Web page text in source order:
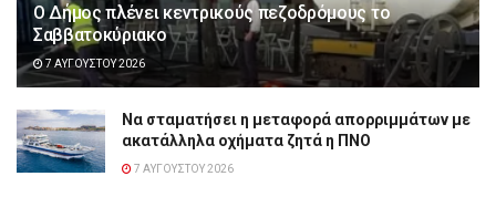
Ο Δήμος πλένει κεντρικούς πεζοδρόμους το
Σαββατοκύριακο
7 ΑΥΓΟΎΣΤΟΥ 2026
Να σταματήσει η μεταφορά απορριμμάτων με
ακατάλληλα οχήματα ζητά η ΠΝΟ
7 ΑΥΓΟΎΣΤΟΥ 2026